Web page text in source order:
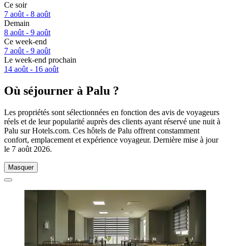
Ce soir
7 août - 8 août
Demain
8 août - 9 août
Ce week-end
7 août - 9 août
Le week-end prochain
14 août - 16 août
Où séjourner à Palu ?
Les propriétés sont sélectionnées en fonction des avis de voyageurs
réels et de leur popularité auprès des clients ayant réservé une nuit à
Palu sur Hotels.com. Ces hôtels de Palu offrent constamment
confort, emplacement et expérience voyageur. Dernière mise à jour
le 7 août 2026.
Masquer